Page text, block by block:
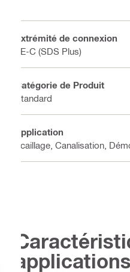
Extrémité de connexion
TE-C (SDS Plus)
Catégorie de Produit
Standard
Application
Écaillage, Canalisation,
applications